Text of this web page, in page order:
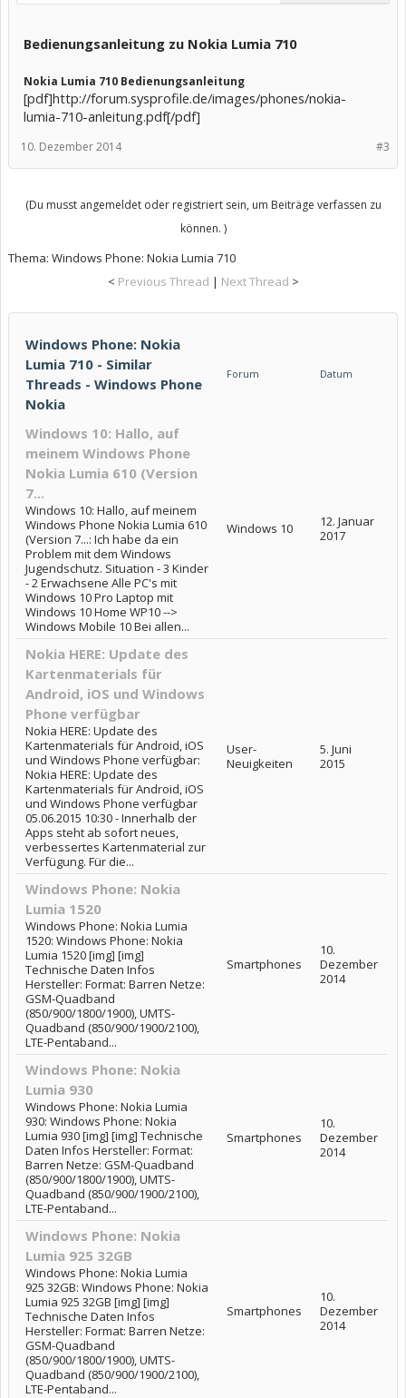
Bedienungsanleitung zu Nokia Lumia 710
Nokia Lumia 710 Bedienungsanleitung
[pdf]http://forum.sysprofile.de/images/phones/nokia-
lumia-710-anleitung.pdf[/pdf]
#3
10. Dezember 2014
(Du musst angemeldet oder registriert sein, um Beiträge verfassen zu
können. )
Thema: Windows Phone: Nokia Lumia 710
< Previous Thread | Next Thread >
Windows Phone: Nokia
Lumia 710 - Similar
Threads - Windows Phone
Nokia
Forum Datum
Windows 10: Hallo, auf
meinem Windows Phone
Nokia Lumia 610 (Version
7...
Windows 10: Hallo, auf meinem
Windows Phone Nokia Lumia 610
(Version 7...: Ich habe da ein
Problem mit dem Windows
Jugendschutz. Situation - 3 Kinder
- 2 Erwachsene Alle PC's mit
Windows 10 Pro Laptop mit
Windows 10 Home WP10 -->
Windows Mobile 10 Bei allen...
Windows 10
12. Januar
2017
Nokia HERE: Update des
Kartenmaterials für
Android, iOS und Windows
Phone verfügbar
Nokia HERE: Update des
Kartenmaterials für Android, iOS
und Windows Phone verfügbar:
Nokia HERE: Update des
Kartenmaterials für Android, iOS
und Windows Phone verfügbar
05.06.2015 10:30 - Innerhalb der
Apps steht ab sofort neues,
verbessertes Kartenmaterial zur
Verfügung. Für die...
User-
Neuigkeiten
5. Juni
2015
Windows Phone: Nokia
Lumia 1520
Windows Phone: Nokia Lumia
1520: Windows Phone: Nokia
Lumia 1520 [img] [img]
Technische Daten Infos
Hersteller: Format: Barren Netze:
GSM-Quadband
(850/900/1800/1900), UMTS-
Quadband (850/900/1900/2100),
LTE-Pentaband...
Smartphones
10.
Dezember
2014
Windows Phone: Nokia
Lumia 930
Windows Phone: Nokia Lumia
930: Windows Phone: Nokia
Lumia 930 [img] [img] Technische
Daten Infos Hersteller: Format:
Barren Netze: GSM-Quadband
(850/900/1800/1900), UMTS-
Quadband (850/900/1900/2100),
LTE-Pentaband...
Smartphones
10.
Dezember
2014
Windows Phone: Nokia
Lumia 925 32GB
Windows Phone: Nokia Lumia
925 32GB: Windows Phone: Nokia
Lumia 925 32GB [img] [img]
Technische Daten Infos
Hersteller: Format: Barren Netze:
GSM-Quadband
(850/900/1800/1900), UMTS-
Quadband (850/900/1900/2100),
LTE-Pentaband...
Smartphones
10.
Dezember
2014